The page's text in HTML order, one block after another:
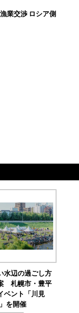
業交渉 ロシア側
水辺の過ごし方
札幌市・豊平
ベント「川見
を開催